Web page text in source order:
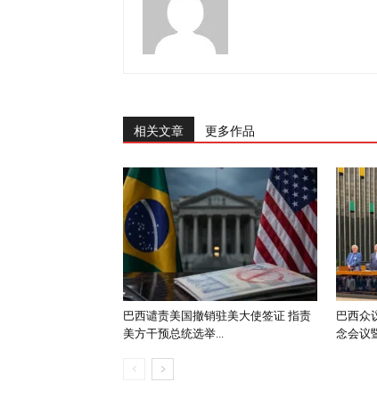
相关文章 更多作品
巴西谴责美国撤销驻美大使签证 指责
美方干预总统选举...
巴西众
念会议